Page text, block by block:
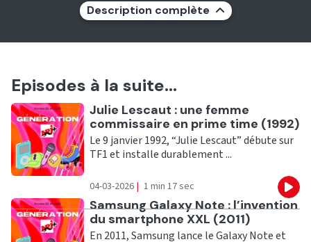
Description complète
Episodes à la suite...
Ecouter
Julie Lescaut : une femme
commissaire en prime time (1992)
Le 9 janvier 1992, “Julie Lescaut” débute sur
TF1 et installe durablement ...
04-03-2026 | 1 min 17 sec
Ecouter
Samsung Galaxy Note : l’invention
du smartphone XXL (2011)
En 2011, Samsung lance le Galaxy Note et